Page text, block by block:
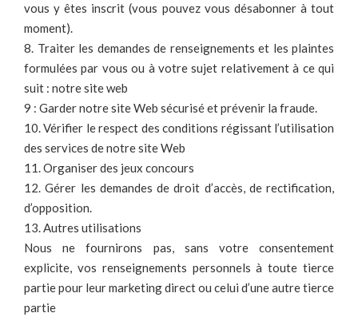
vous y êtes inscrit (vous pouvez vous désabonner à tout
moment).
8. Traiter les demandes de renseignements et les plaintes
formulées par vous ou à votre sujet relativement à ce qui
suit : notre site web
9 : Garder notre site Web sécurisé et prévenir la fraude.
10. Vérifier le respect des conditions régissant l’utilisation
des services de notre site Web
11. Organiser des jeux concours
12. Gérer les demandes de droit d’accès, de rectification,
d’opposition.
13. Autres utilisations
Nous ne fournirons pas, sans votre consentement
explicite, vos renseignements personnels à toute tierce
partie pour leur marketing direct ou celui d’une autre tierce
partie